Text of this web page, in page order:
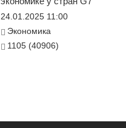
24.01.2025 11:00
Экономика
1105 (40906)